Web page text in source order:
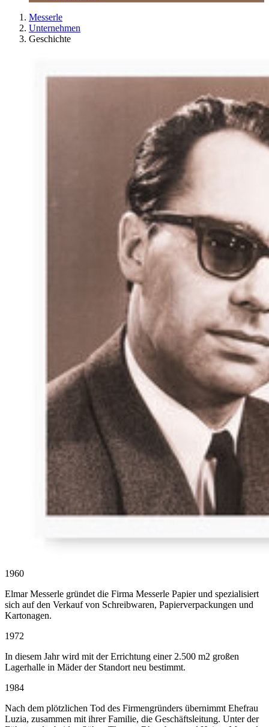
Messerle
Unternehmen
Geschichte
1960
Elmar Messerle gründet die Firma Messerle Papier und spezialisiert
sich auf den Verkauf von Schreibwaren, Papierverpackungen und
Kartonagen.
1972
In diesem Jahr wird mit der Errichtung einer 2.500 m2 großen
Lagerhalle in Mäder der Standort neu bestimmt.
1984
Nach dem plötzlichen Tod des Firmengründers übernimmt Ehefrau
Luzia, zusammen mit ihrer Familie, die Geschäftsleitung. Unter der